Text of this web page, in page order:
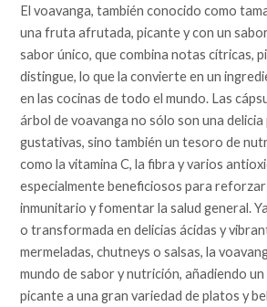
El voavanga, también conocido como
una fruta afrutada, picante y con un
sabor único, que combina notas cítricas,
distingue, lo que la convierte en un
en las cocinas de todo el mundo. Las
árbol de voavanga no sólo son una delicia
gustativas, sino también un tesoro de
como la vitamina C, la fibra y varios
especialmente beneficiosos para reforzar
inmunitario y fomentar la salud general.
o transformada en delicias ácidas y
mermeladas, chutneys o salsas, la
mundo de sabor y nutrición, añadiendo
picante a una gran variedad de platos y